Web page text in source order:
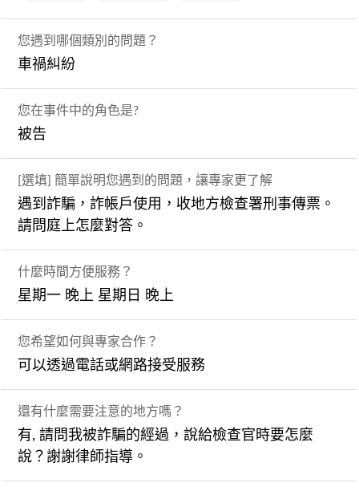
您遇到哪個類別的問題？
車禍糾紛
您在事件中的角色是?
被告
[選填] 簡單說明您遇到的問題，讓專家更了解
遇到詐騙，詐帳戶使用，收地方檢查署刑事傳票。
請問庭上怎麼對答。
什麼時間方便服務？
星期一 晚上 星期日 晚上
您希望如何與專家合作？
可以透過電話或網路接受服務
還有什麼需要注意的地方嗎？
有, 請問我被詐騙的經過，說給檢查官時要怎麼
說？謝謝律師指導。